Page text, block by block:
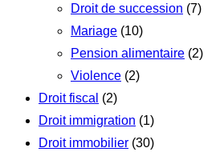
Droit de succession (7)
Mariage (10)
Pension alimentaire (2)
Violence (2)
Droit fiscal (2)
Droit immigration (1)
Droit immobilier (30)